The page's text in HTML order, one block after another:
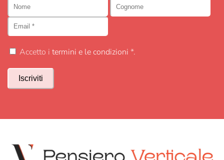
Accetto i termini e le condizioni *.